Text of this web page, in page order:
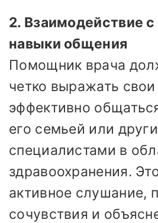
2. Взаимодействие
навыки общения
Помощник врача
четко выражать
эффективно
его семьей или
специалистами в
здравоохранения.
активное слушание,
сочувствия и